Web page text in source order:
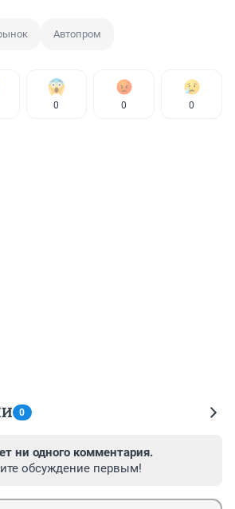
Автопром
0 0 0
0
ни одного комментария.
обсуждение первым!